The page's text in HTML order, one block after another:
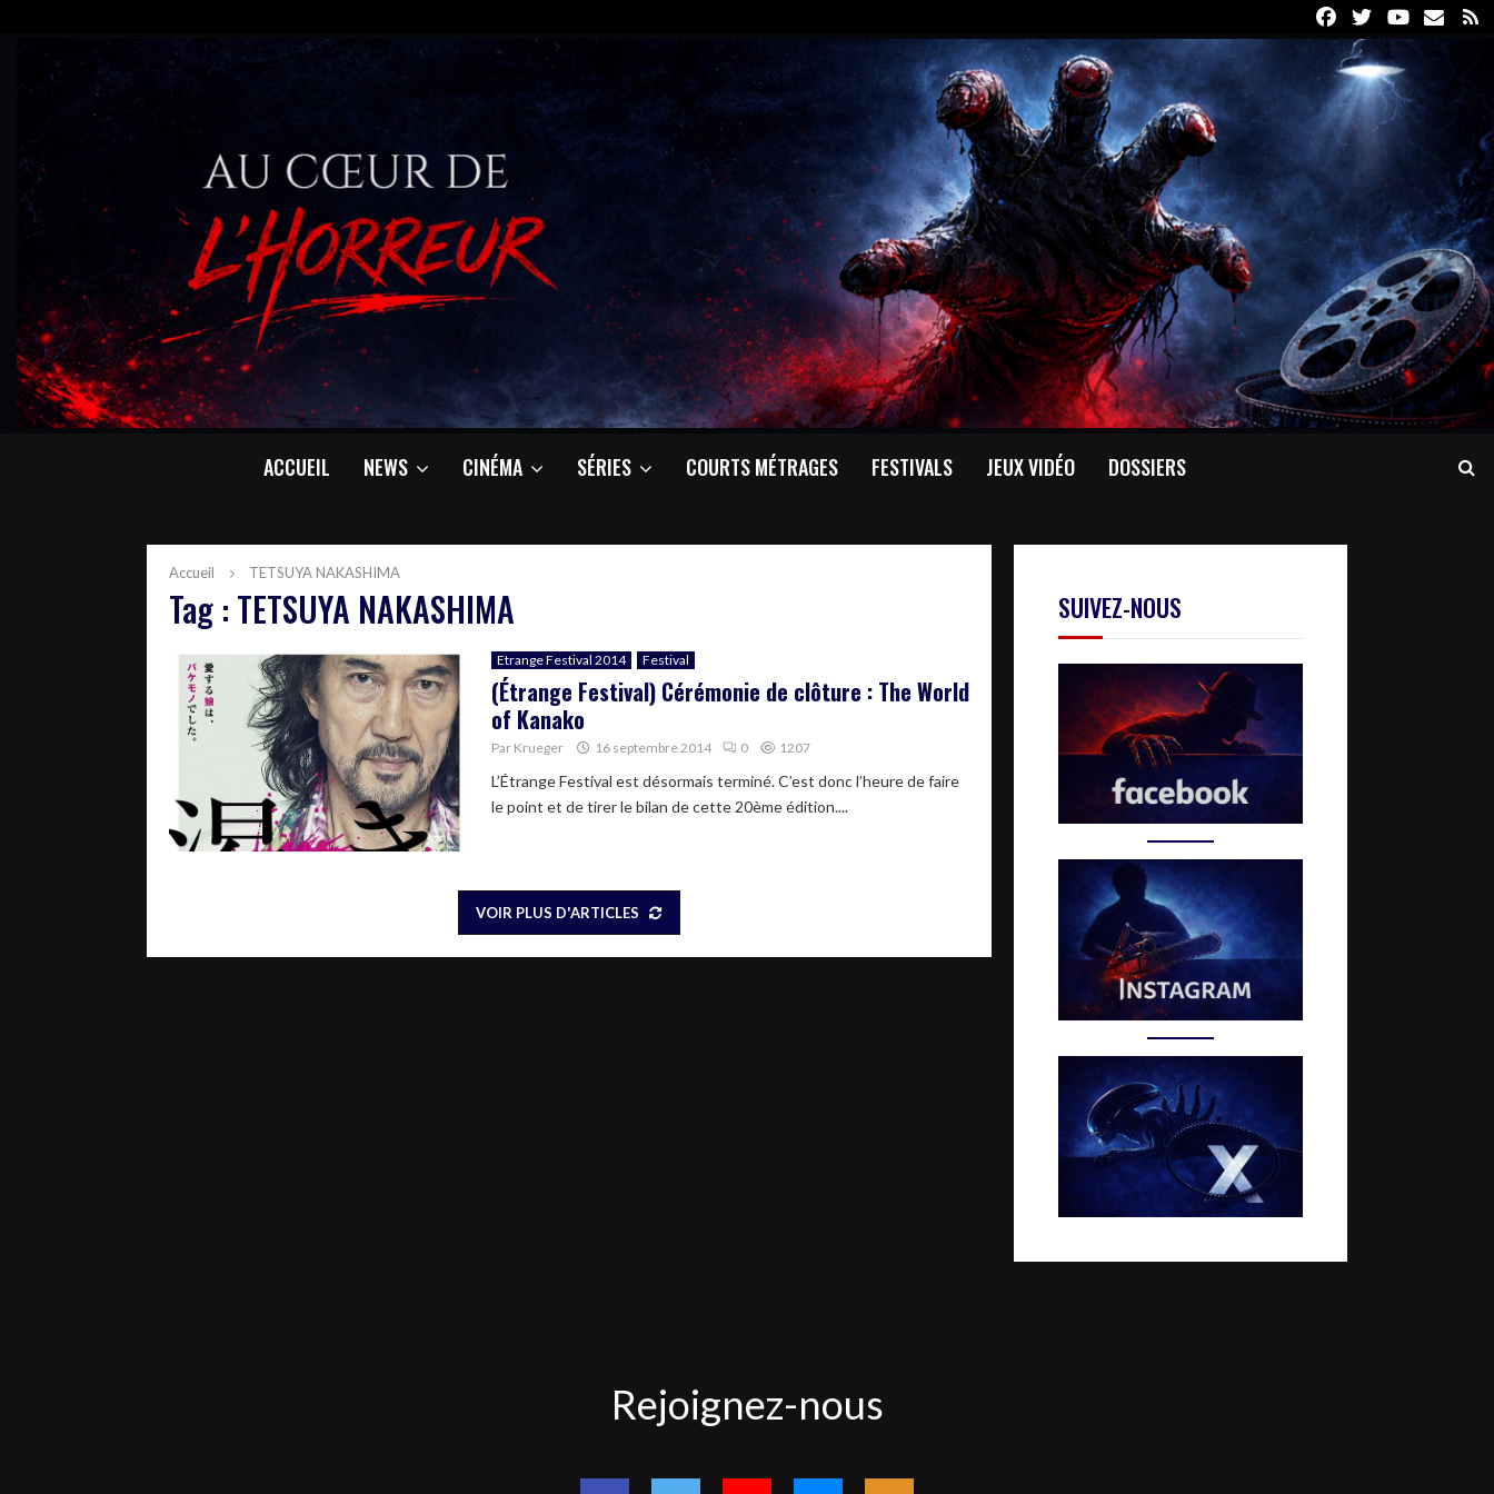
FacebookTwitterYoutube
Email
ACCUEIL NEWS CINÉMA SÉRIES COURTS MÉTRAGES FESTIVALS JEUX VIDÉO DOSSIERS
Accueil TETSUYA NAKASHIMA
Tag : TETSUYA NAKASHIMA
Etrange Festival 2014 Festival
(Étrange Festival) Cérémonie de clôture : The World
of Kanako
Par Krueger 16 septembre 2014 0 1207
L’Étrange Festival est désormais terminé. C’est donc l’heure de faire
le point et de tirer le bilan de cette 20ème édition....
VOIR PLUS D'ARTICLES
SUIVEZ-NOUS
nous
Rejoignez-nous